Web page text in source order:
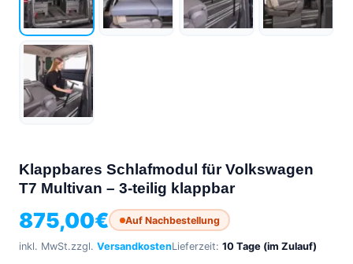
helpFAQ
car_repairFahrzeugausbau
articleAlle
Artikel
+39
0471
540
Klappbares Schlafmodul für Volkswagen
T7 Multivan – 3-teilig klappbar
875,00€ Auf Nachbestellung
inkl. MwSt.zzgl. VersandkostenLieferzeit: 10 Tage (im Zulauf)